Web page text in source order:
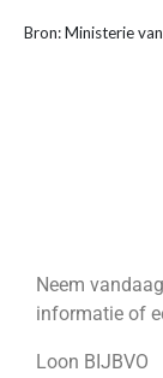
Bron: Ministerie
Neem
informatie of
Loon BIJBVO